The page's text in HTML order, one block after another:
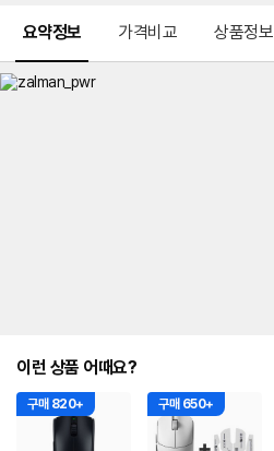
요약정보 가격비교 상품정보
이런 상품 어때요?
구매 820+ 구매 650+